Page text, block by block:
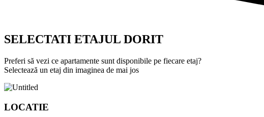
SELECTATI ETAJUL DORIT
Preferi să vezi ce apartamente sunt disponibile pe fiecare etaj?
Selectează un etaj din imaginea de mai jos
LOCATIE